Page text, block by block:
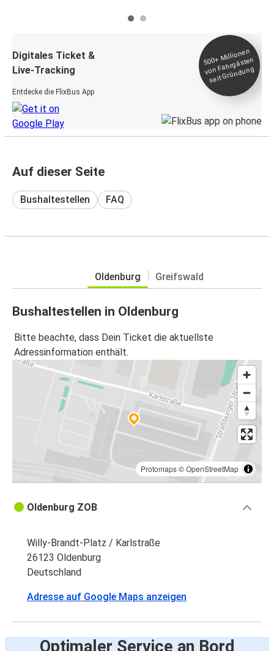
Digitales Ticket &
Live-Tracking
Entdecke die FlixBus App
500+
Millionen
von Fahrgästen
seit
Gründung
Auf dieser Seite
Bushaltestellen FAQ
Oldenburg Greifswald
Bushaltestellen in Oldenburg
Bitte beachte, dass Dein Ticket die aktuellste
Adressinformation enthält.
Protomaps©OpenStreetMap
Oldenburg ZOB
Willy-Brandt-Platz / Karlstraße
26123 Oldenburg
Deutschland
Adresse auf Google Maps anzeigen
Optimaler Service an Bord